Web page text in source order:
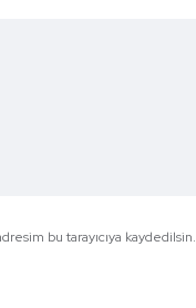
bu tarayıcıya kaydedilsin.